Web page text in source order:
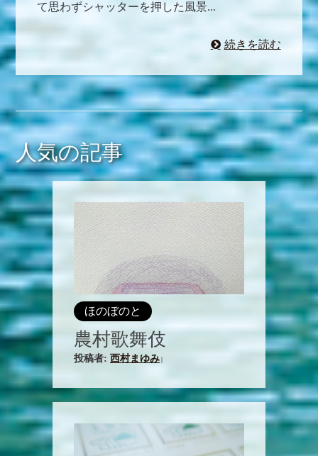
て思わずシャッターを押した風景...
続きを読む
人気の記事
ほのぼのと
農村歌舞伎
投稿者: 西村まゆみ